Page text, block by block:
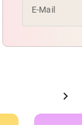
E-Mail
chevron_right